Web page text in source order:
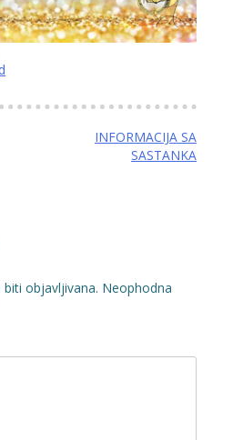
INFORMACIJA SA
SASTANKA
biti objavljivana. Neophodna